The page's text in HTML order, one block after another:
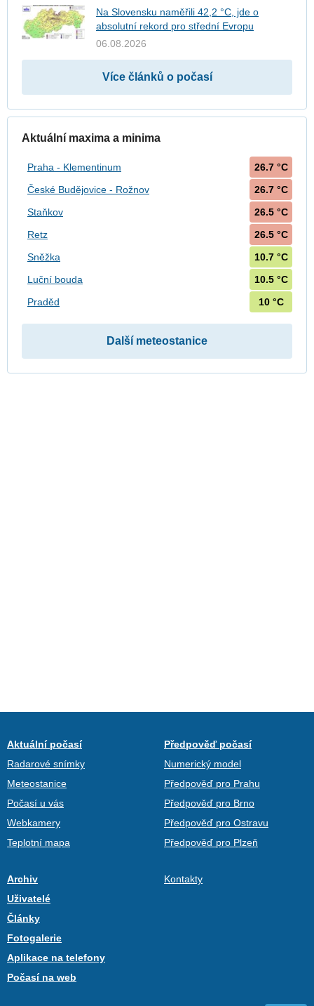
Na Slovensku naměřili 42,2 °C, jde o
absolutní rekord pro střední Evropu
06.08.2026
Více článků o počasí
Aktuální maxima a minima
Praha - Klementinum 26.7 °C
České Budějovice - Rožnov 26.7 °C
Staňkov 26.5 °C
Retz 26.5 °C
Sněžka 10.7 °C
Luční bouda 10.5 °C
Praděd 10 °C
Další meteostanice
Aktuální počasí
Radarové snímky
Meteostanice
Počasí u vás
Webkamery
Teplotní mapa
Předpověď počasí
Numerický model
Předpověď pro Prahu
Předpověď pro Brno
Předpověď pro Ostravu
Předpověď pro Plzeň
Archiv
Uživatelé
Články
Fotogalerie
Aplikace na telefony
Počasí na web
Kontakty